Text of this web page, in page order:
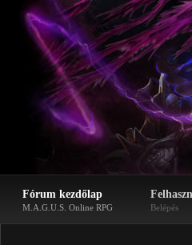
Fórum kezdőlap
M.A.G.U.S. Online RPG Belépés